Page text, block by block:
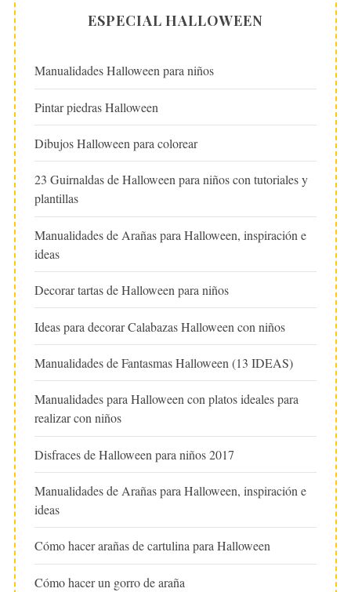
ESPECIAL HALLOWEEN
Manualidades Halloween para niños
Pintar piedras Halloween
Dibujos Halloween para colorear
23 Guirnaldas de Halloween para niños con tutoriales y
plantillas
Manualidades de Arañas para Halloween, inspiración e
ideas
Decorar tartas de Halloween para niños
Ideas para decorar Calabazas Halloween con niños
Manualidades de Fantasmas Halloween (13 IDEAS)
Manualidades para Halloween con platos ideales para
realizar con niños
Disfraces de Halloween para niños 2017
Manualidades de Arañas para Halloween, inspiración e
ideas
Cómo hacer arañas de cartulina para Halloween
Cómo hacer un gorro de araña